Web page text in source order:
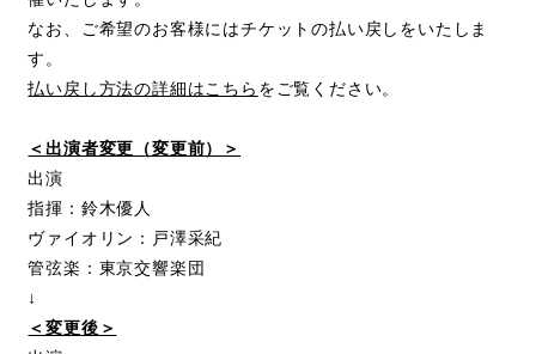
なお、ご希望のお客様にはチケットの払い戻しをいたしま
す。
払い戻し方法の詳細はこちら をご覧ください。
＜出演者変更（変更前）＞
出演
指揮：鈴木優人
ヴァイオリン：戸澤采紀
管弦楽：東京交響楽団
↓
＜変更後＞